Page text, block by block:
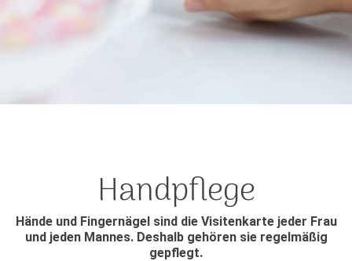
Handpflege
Hände und Fingernägel sind die Visitenkarte jeder Frau
und jeden Mannes. Deshalb gehören sie regelmäßig
gepflegt.